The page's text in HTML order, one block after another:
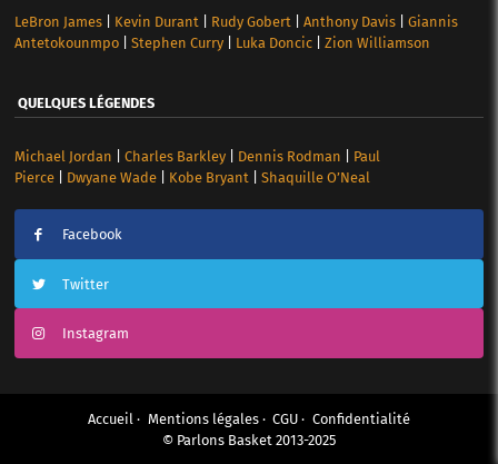
LeBron James| Kevin Durant Rudy Gobert Anthony Davis| Giannis
Antetokounmpo| Stephen Curry| Luka Doncic| Zion Williamson
QUELQUES LÉGENDES
Michael Jordan Charles Barkley| Dennis Rodman
Paul
Pierce| Dwyane Wade| Kobe Bryant| Shaquille O’Neal
Facebook
Twitter
Instagram
Accueil Mentions légales CGU
Confidentialité
© Parlons Basket 2013-2025